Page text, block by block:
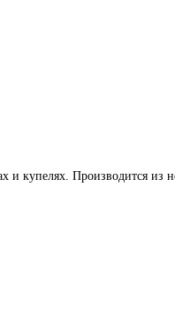
и купелях. Производится